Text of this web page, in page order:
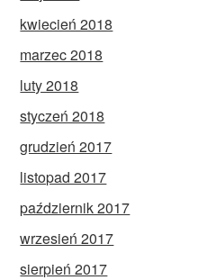
kwiecień 2018
marzec 2018
luty 2018
styczeń 2018
grudzień 2017
listopad 2017
październik 2017
wrzesień 2017
sierpień 2017